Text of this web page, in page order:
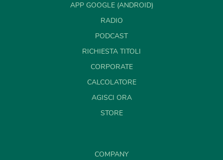
APP GOOGLE (ANDROID)
RADIO
PODCAST
RICHIESTA TITOLI
CORPORATE
CALCOLATORE
AGISCI ORA
STORE
COMPANY